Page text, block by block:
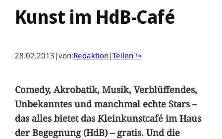
Kunst im HdB-Café
28.02.2013 |von:Redaktion|Teilen ↪
Comedy, Akrobatik, Musik, Verblüffendes,
Unbekanntes und manchmal echte Stars –
das alles bietet das Kleinkunstcafé im Haus
der Begegnung (HdB) – gratis. Und die